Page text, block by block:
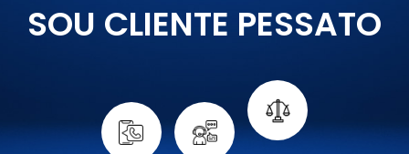
SOU CLIENTE PESSATO